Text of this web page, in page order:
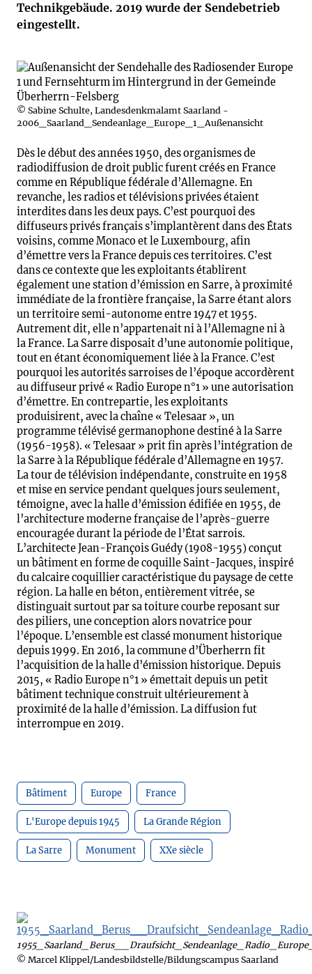
Technikgebäude. 2019 wurde der Sendebetrieb
eingestellt.
© Sabine Schulte, Landesdenkmalamt Saarland -
2006_Saarland_Sendeanlage_Europe_1_Außenansicht
Dès le début des années 1950, des organismes de
radiodiffusion de droit public furent créés en France
comme en République fédérale d’Allemagne. En
revanche, les radios et télévisions privées étaient
interdites dans les deux pays. C’est pourquoi des
diffuseurs privés français s’implantèrent dans des États
voisins, comme Monaco et le Luxembourg, afin
d’émettre vers la France depuis ces territoires. C’est
dans ce contexte que les exploitants établirent
également une station d’émission en Sarre, à proximité
immédiate de la frontière française, la Sarre étant alors
un territoire semi-autonome entre 1947 et 1955.
Autrement dit, elle n’appartenait ni à l’Allemagne ni à
la France. La Sarre disposait d’une autonomie politique,
tout en étant économiquement liée à la France. C’est
pourquoi les autorités sarroises de l’époque accordèrent
au diffuseur privé « Radio Europe n°1 » une autorisation
d’émettre. En contrepartie, les exploitants
produisirent, avec la chaîne « Telesaar », un
programme télévisé germanophone destiné à la Sarre
(1956-1958). « Telesaar » prit fin après l’intégration de
la Sarre à la République fédérale d’Allemagne en 1957.
La tour de télévision indépendante, construite en 1958
et mise en service pendant quelques jours seulement,
témoigne, avec la halle d’émission édifiée en 1955, de
l’architecture moderne française de l’après-guerre
encouragée durant la période de l’État sarrois.
L’architecte Jean-François Guédy (1908-1955) conçut
un bâtiment en forme de coquille Saint-Jacques, inspiré
du calcaire coquillier caractéristique du paysage de cette
région. La halle en béton, entièrement vitrée, se
distinguait surtout par sa toiture courbe reposant sur
des piliers, une conception alors novatrice pour
l’époque. L’ensemble est classé monument historique
depuis 1999. En 2016, la commune d’Überherrn fit
l’acquisition de la halle d’émission historique. Depuis
2015, « Radio Europe n°1 » émettait depuis un petit
bâtiment technique construit ultérieurement à
proximité de la halle d’émission. La diffusion fut
interrompue en 2019.
Bâtiment Europe France
L'Europe depuis 1945 La Grande Région
La Sarre Monument XXe siècle
© Marcel Klippel/Landesbildstelle/Bildungscampus Saarland